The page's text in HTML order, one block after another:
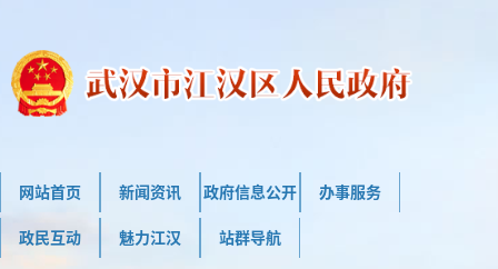
网站首页 新闻资讯 政府信息公开 办事服务
政民互动 魅力江汉 站群导航